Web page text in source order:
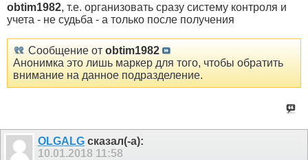
obtim1982, т.е. организовать сразу систему контроля и
учета - не судьба - а только после получения
Сообщение от obtim1982
Анонимка это лишь маркер для того, чтобы обратить
внимание на данное подразделение.
OLGALG сказал(-а):
10.01.2018 11:58